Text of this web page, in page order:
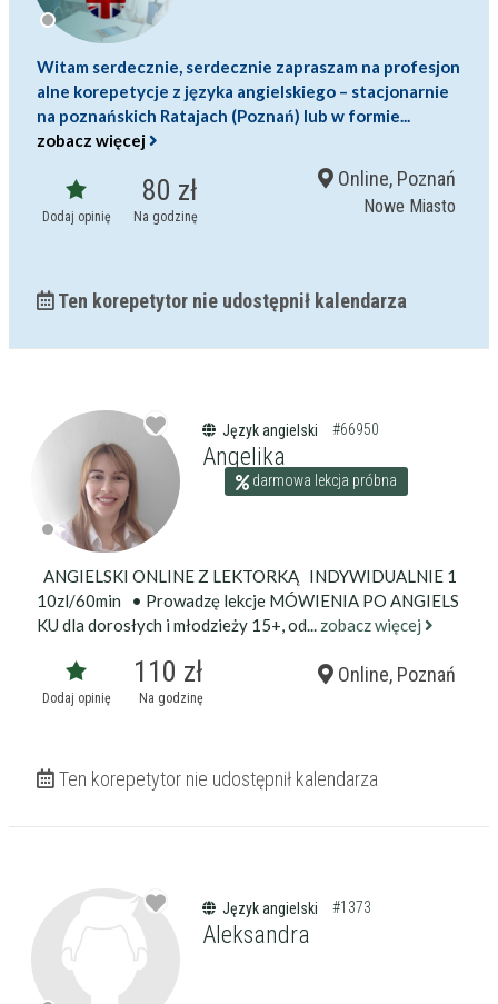
Witam serdecznie, serdecznie zapraszam na profesjon
alne korepetycje z języka angielskiego – stacjonarnie
na poznańskich Ratajach (Poznań) lub w formie...
zobacz więcej
Dodaj opinię
80 zł
Na godzinę
Online, Poznań
Nowe Miasto
Ten korepetytor nie udostępnił kalendarza
Język angielski #66950
Angelika
darmowa lekcja próbna
ANGIELSKI ONLINE Z LEKTORKĄ INDYWIDUALNIE 1
10zl/60min • Prowadzę lekcje MÓWIENIA PO ANGIELS
KU dla dorosłych i młodzieży 15+, od... zobacz więcej
Dodaj opinię
110 zł
Na godzinę
Online, Poznań
Ten korepetytor nie udostępnił kalendarza
Język angielski #1373
Aleksandra